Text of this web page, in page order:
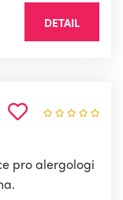
DETAIL
pro alergologi